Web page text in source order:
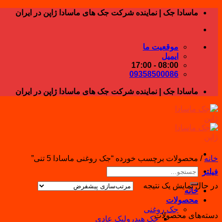
Skip
content
ماسادا جک | نماینده شرکت جک های ماسادا ژاپن در ایران
موقعیت ما
ایمیل
08:00 - 17:00
09358500086
ماسادا جک | نماینده شرکت جک های ماسادا ژاپن در ایران
جستجو
برای:
خانه
محصولات
جک روغنی
جک هیدرولیک عادی
خانه / محصولات برچسب خورده “جک روغنی ماسادا 5 تنی”
فیلتر
در حال نمایش یک نتیجه
دسته‌های محصولات